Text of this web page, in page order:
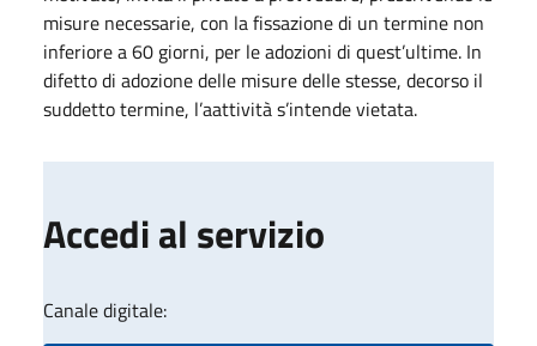
misure necessarie, con la fissazione di un termine non
inferiore a 60 giorni, per le adozioni di quest’ultime. In
difetto di adozione delle misure delle stesse, decorso il
suddetto termine, l’a​attività​ s’intende vietata.
Accedi al servizio
Canale digitale: